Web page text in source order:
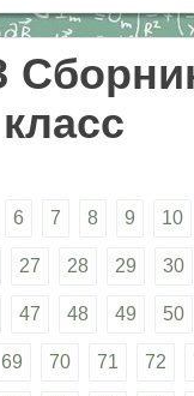
6 7 8 9 10
27 28 29 30
47 48 49 50
69 70 71 72